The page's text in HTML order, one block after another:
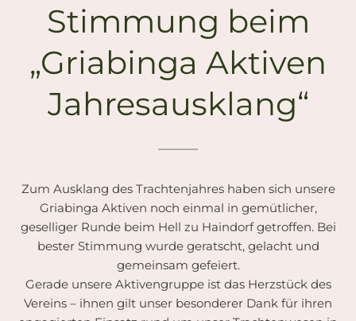
Stimmung beim
„Griabinga Aktiven
Jahresausklang“
Zum Ausklang des Trachtenjahres haben sich unsere
Griabinga Aktiven noch einmal in gemütlicher,
geselliger Runde beim Hell zu Haindorf getroffen. Bei
bester Stimmung wurde geratscht, gelacht und
gemeinsam gefeiert.
Gerade unsere Aktivengruppe ist das Herzstück des
Vereins – ihnen gilt unser besonderer Dank für ihren